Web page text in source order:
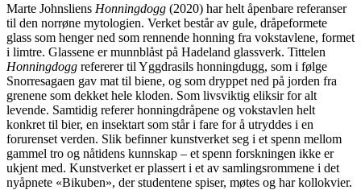
Marte Johnsliens Honningdogg (2020) har helt åpenbare referanser
til den norrøne mytologien. Verket består av gule, dråpeformete
glass som henger ned som rennende honning fra vokstavlene, formet
i limtre. Glassene er munnblåst på Hadeland glassverk. Tittelen
Honningdogg refererer til Yggdrasils honningdugg, som i følge
Snorresagaen gav mat til biene, og som dryppet ned på jorden fra
grenene som dekket hele kloden. Som livsviktig eliksir for alt
levende. Samtidig referer honningdråpene og vokstavlen helt
konkret til bier, en insektart som står i fare for å utryddes i en
forurenset verden. Slik befinner kunstverket seg i et spenn mellom
gammel tro og nåtidens kunnskap – et spenn forskningen ikke er
ukjent med. Kunstverket er plassert i et av samlingsrommene i det
nyåpnete «Bikuben», der studentene spiser, møtes og har kollokvier.